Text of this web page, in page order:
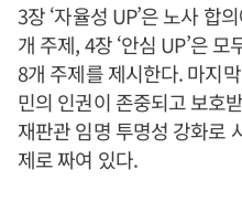
3장 ‘자율성 UP’은 노사 합
개 주제, 4장 ‘안심 UP’은
8개 주제를 제시한다. 마지
민의 인권이 존중되고 보호
재판관 임명 투명성 강화로
제로 짜여 있다.